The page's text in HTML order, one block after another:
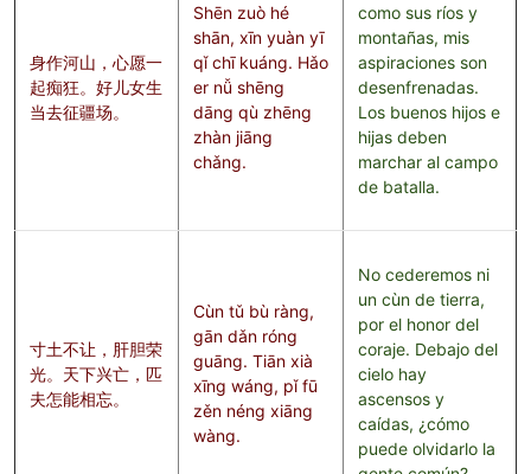
身作河山，心愿一
起痴狂。好儿女生
当去征疆场。
Shēn zuò hé
shān, xīn yuàn yī
qǐ chī kuáng. Hǎo
er nǚ shēng
dāng qù zhēng
zhàn jiāng
chǎng.
como sus ríos y
montañas, mis
aspiraciones son
desenfrenadas.
Los buenos hijos e
hijas deben
marchar al campo
de batalla.
寸土不让，肝胆荣
光。天下兴亡，匹
夫怎能相忘。
Cùn tǔ bù ràng,
gān dǎn róng
guāng. Tiān xià
xīng wáng, pǐ fū
zěn néng xiāng
wàng.
No cederemos ni
un cùn de tierra,
por el honor del
coraje. Debajo del
cielo hay
ascensos y
caídas, ¿cómo
puede olvidarlo la